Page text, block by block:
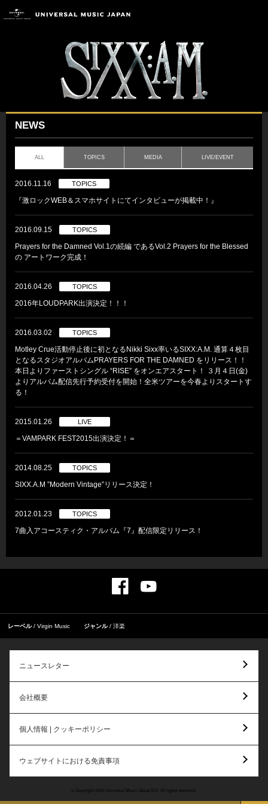
NEWS
ALL TOPICS MEDIA LIVE/EVENT
2016.11.16 TOPICS
『激ロックWEB＆スマホサイトにてインタビューが掲載中！』
2016.09.15 TOPICS
Prayers for the Damned Vol.1の続編 であるVol.2 Prayers for the Blessed
の アートワーク完成！
2016.04.26 TOPICS
2016年LOUDPARK出演決定！！！
2016.03.02 TOPICS
Motley Crue活動停止後に初となるNikki Sixx率いるSIXX:A.M. 通算４枚目
となるスタジオアルバムPRAYERS FOR THE DAMNED をリリース！！
本日よりファーストシングル “RISE” をオンエアスタート！ ３月４日(金)
よりアルバム配信先行予約受付を開始！全米ツアーを今春よりスタートす
る！
2015.01.26 LIVE
＝VAMPARK FEST2015出演決定！＝
2014.08.25 TOPICS
SIXX.A.M ”Modern Vintage”リリース決定！
2012.01.23 TOPICS
7曲入アコースティク・アルバム『7』配信限定リリース！
レーベル Virgin Music ジャンル 洋楽
ニュースレター
会社概要
個人情報 | クッキーポリシー
ウェブサイトにおける免責事項
© Copyright 2026 Universal Music Group N.V. All rights reserved.